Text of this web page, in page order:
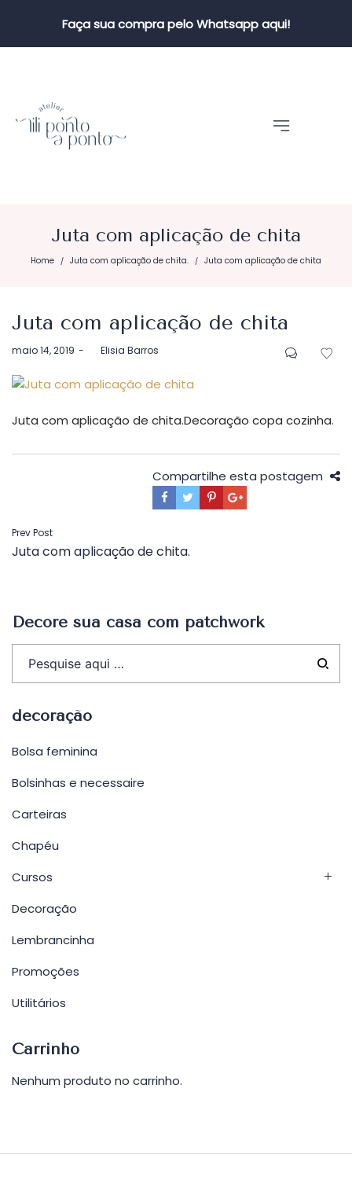
Faça sua compra pelo Whatsapp aqui!
Juta com aplicação de chita
Home / Juta com aplicação de chita. / Juta com aplicação de chita
Juta com aplicação de chita
Postado
maio 14, 2019 byElisia Barros
Juta com aplicação de chita.Decoração copa cozinha.
Compartilhe esta postagem
Navegação
de
Prev Post
Juta com aplicação de chita.
Decore sua casa com patchwork
decoração
Bolsa feminina
Bolsinhas e necessaire
Carteiras
Chapéu
Cursos
Decoração
Lembrancinha
Promoções
Utilitários
Carrinho
Nenhum produto no carrinho.